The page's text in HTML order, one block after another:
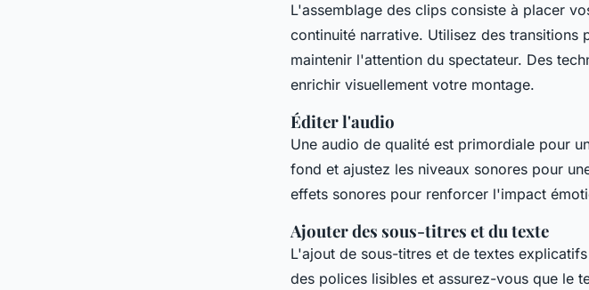
L'assemblage des clips consiste à placer
continuité narrative. Utilisez des transitions
maintenir l'attention du spectateur. Des
enrichir visuellement votre montage.
Éditer l'audio
Une audio de qualité est primordiale pour
fond et ajustez les niveaux sonores pour
effets sonores pour renforcer l'impact
Ajouter des sous-titres et du texte
L'ajout de sous-titres et de textes
des polices lisibles et assurez-vous que le